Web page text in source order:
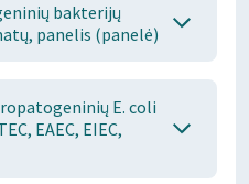
bakterijų
panelis (panelė)
E. coli
EAEC, EIEC,